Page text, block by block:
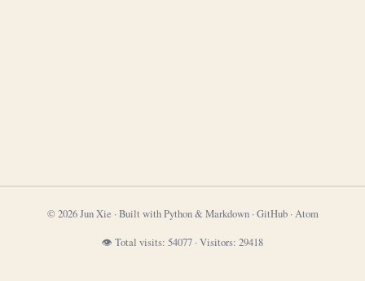
© 2026 Jun Xie · Built with Python & Markdown · GitHub· Atom
👁 Total visits: 54077 · Visitors: 29418